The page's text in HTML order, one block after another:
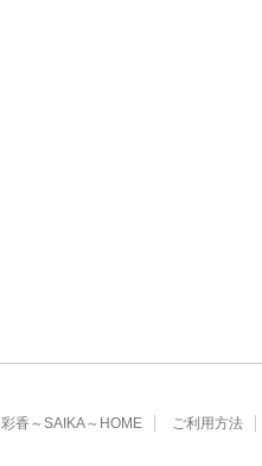
彩香～SAIKA～HOME ご利用方法